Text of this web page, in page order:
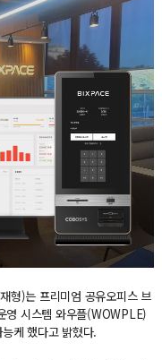
형)는 프리미엄 공유오피스 브
영 시스템 와우플(WOWPLE)
케 했다고 밝혔다.